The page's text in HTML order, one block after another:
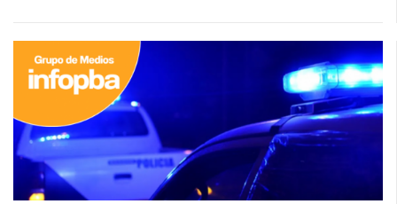
PUBLICITÁ
EN
NORTE
HORA
CLAVE
PERGAMINO